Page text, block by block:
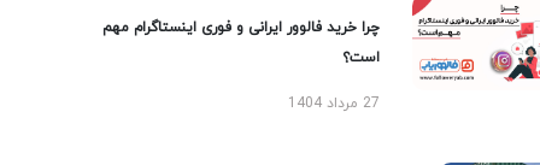
چرا خرید فالوور ایرانی و فوری اینستاگرام مهم
است؟
27 مرداد 1404